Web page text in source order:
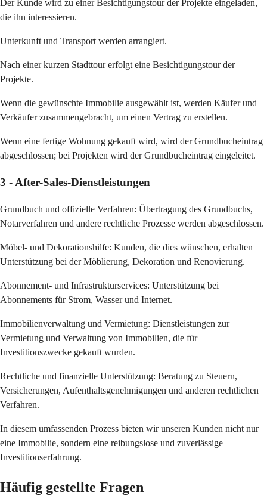
Der Kunde wird zu einer Besichtigungstour der Projekte eingeladen,
die ihn interessieren.
Unterkunft und Transport werden arrangiert.
Nach einer kurzen Stadttour erfolgt eine Besichtigungstour der
Projekte.
Wenn die gewünschte Immobilie ausgewählt ist, werden Käufer und
Verkäufer zusammengebracht, um einen Vertrag zu erstellen.
Wenn eine fertige Wohnung gekauft wird, wird der Grundbucheintrag
abgeschlossen; bei Projekten wird der Grundbucheintrag eingeleitet.
3 - After-Sales-Dienstleistungen
Grundbuch und offizielle Verfahren: Übertragung des Grundbuchs,
Notarverfahren und andere rechtliche Prozesse werden abgeschlossen.
Möbel- und Dekorationshilfe: Kunden, die dies wünschen, erhalten
Unterstützung bei der Möblierung, Dekoration und Renovierung.
Abonnement- und Infrastrukturservices: Unterstützung bei
Abonnements für Strom, Wasser und Internet.
Immobilienverwaltung und Vermietung: Dienstleistungen zur
Vermietung und Verwaltung von Immobilien, die für
Investitionszwecke gekauft wurden.
Rechtliche und finanzielle Unterstützung: Beratung zu Steuern,
Versicherungen, Aufenthaltsgenehmigungen und anderen rechtlichen
Verfahren.
In diesem umfassenden Prozess bieten wir unseren Kunden nicht nur
eine Immobilie, sondern eine reibungslose und zuverlässige
Investitionserfahrung.
Häufig gestellte Fragen